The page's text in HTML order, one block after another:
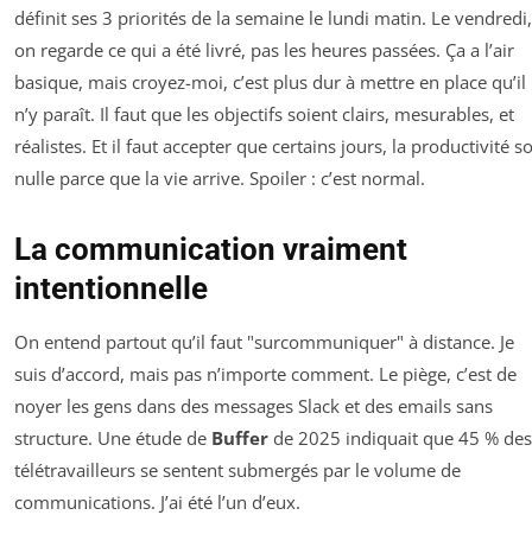
définit ses 3 priorités de la semaine le lundi matin. Le vendredi,
on regarde ce qui a été livré, pas les heures passées. Ça a l’air
basique, mais croyez-moi, c’est plus dur à mettre en place qu’il
n’y paraît. Il faut que les objectifs soient clairs, mesurables, et
réalistes. Et il faut accepter que certains jours, la productivité
nulle parce que la vie arrive. Spoiler : c’est normal.
La communication vraiment
intentionnelle
On entend partout qu’il faut "surcommuniquer" à distance. Je
suis d’accord, mais pas n’importe comment. Le piège, c’est de
noyer les gens dans des messages Slack et des emails sans
structure. Une étude de Buffer de 2025 indiquait que 45 % des
télétravailleurs se sentent submergés par le volume de
communications. J’ai été l’un d’eux.